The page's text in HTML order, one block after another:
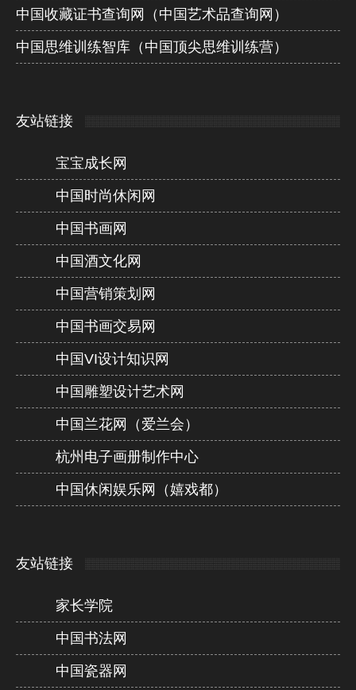
中国收藏证书查询网（中国艺术品查询网）
中国思维训练智库（中国顶尖思维训练营）
友站链接
宝宝成长网
中国时尚休闲网
中国书画网
中国酒文化网
中国营销策划网
中国书画交易网
中国VI设计知识网
中国雕塑设计艺术网
中国兰花网（爱兰会）
杭州电子画册制作中心
中国休闲娱乐网（嬉戏都）
友站链接
家长学院
中国书法网
中国瓷器网